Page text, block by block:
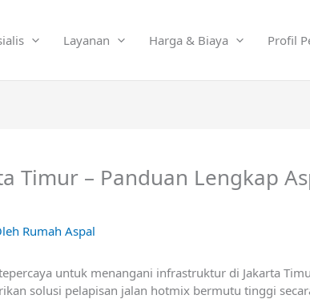
Layanan Harga & Biaya Profil
Timur – Panduan Lengkap
Rumah Aspal
untuk menangani infrastruktur di Jakarta
solusi pelapisan jalan hotmix bermutu tinggi